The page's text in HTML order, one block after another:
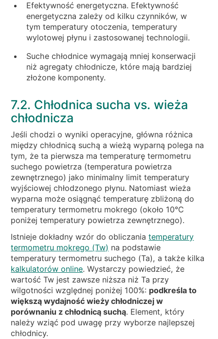
Efektywność energetyczna. Efektywność
energetyczna zależy od kilku czynników, w
tym temperatury otoczenia, temperatury
wylotowej płynu i zastosowanej technologii.
Suche chłodnice wymagają mniej konserwacji
niż agregaty chłodnicze, które mają bardziej
złożone komponenty.
7.2. Chłodnica sucha vs. wieża
chłodnicza
Jeśli chodzi o wyniki operacyjne, główna różnica
między chłodnicą suchą a wieżą wyparną polega na
tym, że ta pierwsza ma temperaturę termometru
suchego powietrza (temperatura powietrza
zewnętrznego) jako minimalny limit temperatury
wyjściowej chłodzonego płynu. Natomiast wieża
wyparna może osiągnąć temperaturę zbliżoną do
temperatury termometru mokrego (około 10°C
poniżej temperatury powietrza zewnętrznego).
Istnieje dokładny wzór do obliczaniatemperatury
termometru mokrego (Tw) na podstawie
temperatury termometru suchego (Ta), a także kilka
kalkulatorów online. Wystarczy powiedzieć, że
wartość Tw jest zawsze niższa niż Ta przy
wilgotności względnej poniżej 100%: podkreśla to
większą wydajność wieży chłodniczej w
porównaniu z chłodnicą suchą. Element, który
należy wziąć pod uwagę przy wyborze najlepszej
chłodnicy.